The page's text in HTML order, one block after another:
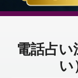
電話占
い